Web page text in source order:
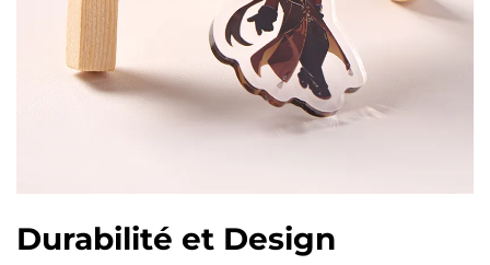
Durabilité et Design